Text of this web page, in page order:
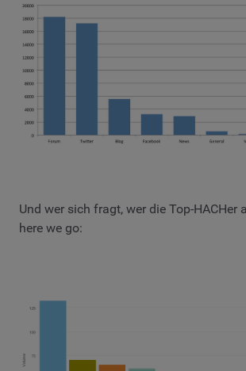
Und wer sich fragt, wer die Top-HACHer
here we go: